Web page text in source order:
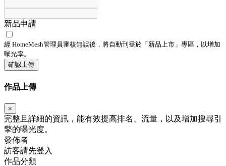
新品申請
經 HomeMesh管理員審核無誤後，將自動刊登於「 新品上市 」專區，以增加
曝光率。
確認上傳
作品上傳
×
完整且詳細的資訊，能有效提高排名、流量，以及增加搜尋引
擎的曝光度。
發佈者
訪客請先登入
作品分類